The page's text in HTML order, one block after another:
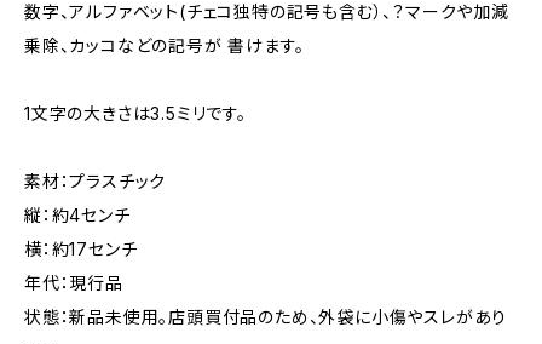
数字、アルファベット(チェコ独特の記号も含む）、？マークや加減
乗除、カッコなどの記号が 書けます。
1文字の大きさは3.5ミリです。
素材：プラスチック
縦：約4センチ
横：約17センチ
年代：現行品
状態：新品未使用。店頭買付品のため、外袋に小傷やスレがあり